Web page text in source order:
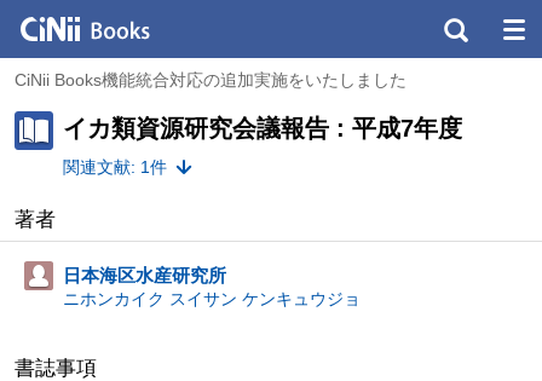
CiNii Books機能統合対応の追加実施をいたしました
イカ類資源研究会議報告 : 平成7年度
関連文献: 1件
著者
日本海区水産研究所
ニホンカイク スイサン ケンキュウジョ
書誌事項